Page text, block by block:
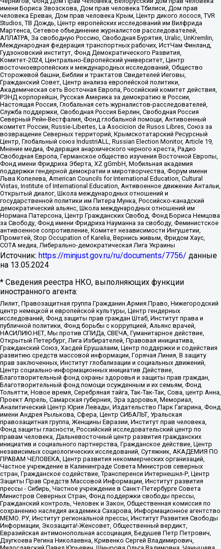
имени Бориса Звозскова, Дом прав человека Тбилиси, Дом прав
человека Ереван, Дом прав человека Крым, Центр дикого лосося, TVR
Studios, ТВ Дождь, Центр европейских исследований им Вилфрида
Мартенса, Сетевое объединение журналистов расследователей,
АЛЛАТРА, За свободную Россию, Свободная Бурятия, Uralic, UnKremlin,
Международная федерация транспортных рабочих, ИстЧам Финланд,
Гудзоновский институт, Фонд Демократического Развития,
Комитет-2024, Центрально-Европейский университет, Центр
восточноевропейских и международных исследований, Общество
Сторожевой башни, Библии и трактатов Свидетелей Иеговы,
Гражданский Совет, Центр анализа европейской политики,
Академическая сеть Восточная Европа, Российский комитет действия,
РЭНД корпорейшн, Русская Америка за демократию в России,
Настоящая Россия, Глобальная сеть журналистов-расследователей,
Служба поддержки, Свободная Россия Берлин, Свободная Россия
Северный Рейн-Вестфалия, Фонд глобальной помощи, Антивоенный
комитет России, Russie-Libertes, La Asocicion de Rusos Libres, Союз за
возвращение Северных территорий, Крымскотатарский Ресурсный
Центр, Глобальный союз IndustriALL, Russian Election Monitor, Article 19,
Мнение медиа, Федерация анархического черного креста, Радио
Свободная Европа, Германское общество изучения Восточной Европы,
Фонд имени Фридриха Эберта, XZ gGmbH, Мобильная академия
поддержки гендерной демократии и миротворчества, Форум имени
Льва Копелева, American Councils for International Education, Cultural
Vistas, Institute of International Education, Антивоенное движение Антальи,
Открытый диалог, Школа международных отношений и
государственной политики им Питера Мунка, Российско-канадский
демократический альянс, Школа международных отношений им
Нормана Патерсона, Центр Гражданских Свобод, Фонд Бориса Немцова
за Свободу, Фонд имени Фридриха Науманна за свободу, Феминистское
антивоенное сопротивление, Комитет независимости Ингушетии,
Прометей, Stop Occupation of Karelia, Вернись живым, Фридом Хаус,
СОТА медиа, Либерально-демократическая Лига Украины
Источник: https://minjust.gov.ru/ru/documents/7756/ данные
на 13.05.2024
* Сведения реестра НКО, выполняющих функции
иностранного агента:
Лилит, Правозащитная группа Гражданин.Армия.Право, Нижегородский
центр немецкой и европейской культуры, Центр гендерных
исследований, Фонд защиты прав граждан Штаб, Институт права и
публичной политики, Фонд борьбы с коррупцией, Альянс врачей,
НАСИЛИЮ.НЕТ, Мы против СПИДа, СВЕЧА, Гуманитарное действие,
Открытый Петербург, Лига Избирателей, Правовая инициатива,
Гражданский Союз, Хасдей Ерушалаим, Центр поддержки и содействия
развитию средств массовой информации, Горячая Линия, В защиту
прав заключенных, Институт глобализации и социальных движений,
Центр социально-информационных инициатив Действие,
Благотворительный фонд охраны здоровья и защиты прав граждан,
Благотворительный фонд помощи осужденным и их семьям, Фонд
Тольятти, Новое время, Серебряная тайга, Так-Так-Так, Сова, центр Анна,
Проект Апрель, Самарская губерния, Эра здоровья, Мемориал,
Аналитический Центр Юрия Левады, Издательство Парк Гагарина, Фонд
имени Андрея Рылькова, Сфера, Центр СИБАЛЬТ, Уральская
правозащитная группа, Женщины Евразии, Институт прав человека,
Фонд защиты гласности, Российский исследовательский центр по
правам человека, Дальневосточный центр развития гражданских
инициатив и социального партнерства, Гражданское действие, Центр
независимых социологических исследований, Сутяжник, АКАДЕМИЯ ПО
ПРАВАМ ЧЕЛОВЕКА, Центр развития некоммерческих организаций,
Частное учреждение в Калининграде Совета Министров северных
стран, Гражданское содействие, Трансперенси Интернешнл-Р, Центр
Защиты Прав Средств Массовой Информации, Институт развития
прессы - Сибирь, Частное учреждение в Санкт-Петербурге Совета
Министров Северных Стран, Фонд поддержки свободы прессы,
Гражданский контроль, Человек и Закон, Общественная комиссия по
сохранению наследия академика Сахарова, Информационное агентство
МЕМО. РУ, Институт региональной прессы, Институт Развития Свободы
Информации, Экозащита!-Женсовет, Общественный вердикт,
Евразийская антимонопольная ассоциация, Бедушев Петр Петрович,
Дзугкоева Регина Николаевна, Кривенко Сергей Владимирович,